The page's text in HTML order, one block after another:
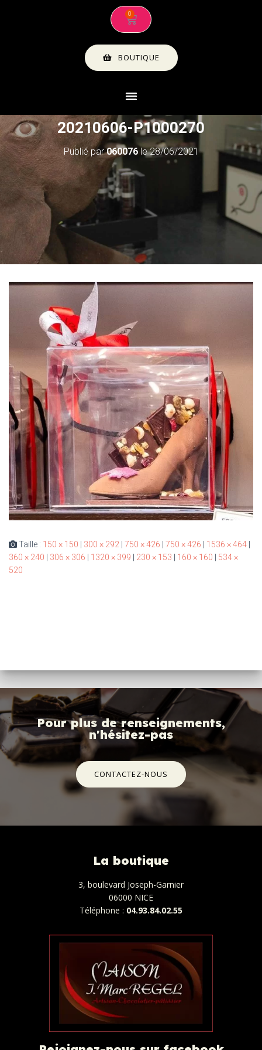
BOUTIQUE
20210606-P1000270
Publié par060076le28/06/2021
Taille : 150 × 150 300 × 292 750 × 426 750 × 426 1536 × 464
360 × 240
306 × 306 1320 × 399 230 × 153 160 × 160
534 ×
520
Pour plus de renseignements,
n'hésitez-pas
CONTACTEZ-NOUS
La boutique
3, boulevard Joseph-Garnier
06000 NICE
Téléphone : 04.93.84.02.55